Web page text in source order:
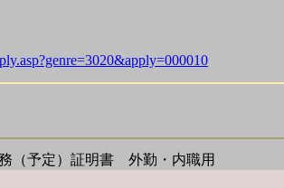
（予定）証明書 外勤・内職用